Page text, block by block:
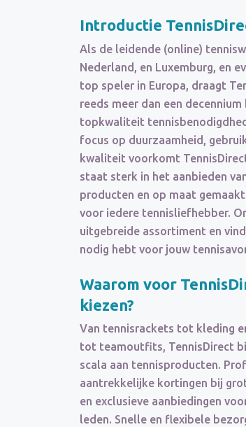
Introductie
Als de leidende (online)
Nederland, en Luxemburg, en
top speler in Europa, draagt
reeds meer dan een decennium
topkwaliteit
focus op duurzaamheid,
kwaliteit voorkomt
staat sterk in het aanbieden
producten en op maat
voor iedere tennisliefhebber.
uitgebreide assortiment en
nodig hebt voor jouw
Waarom voor
kiezen?
Van tennisrackets tot kleding
tot teamoutfits, TennisDirect
scala aan tennisproducten.
aantrekkelijke kortingen bij
en exclusieve aanbiedingen
leden. Snelle en flexibele